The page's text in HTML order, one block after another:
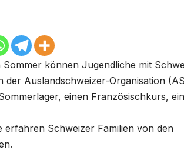
können Jugendliche mit
der Auslandschweizer-Organisation
einen Französischkurs,
erfahren Schweizer Familien von den